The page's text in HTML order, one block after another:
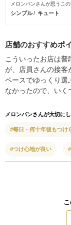
メロンパンさんが思うこ
シンプル キュート
店舗のおすすめポ
こういったお店は
が、店員さんの接客
ペースでゆっくり選
なかったので、いく
メロンパンさんが大切に
#毎日・何十年後もつけ
#つけ心地が良い